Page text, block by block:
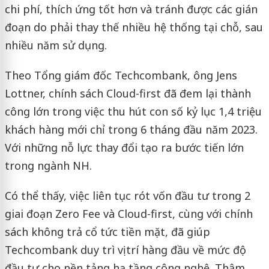
chi phí, thích ứng tốt hơn và tránh được các gián
đoạn do phải thay thế nhiều hệ thống tại chỗ, sau
nhiều năm sử dụng.
Theo Tổng giám đốc Techcombank, ông Jens
Lottner, chính sách Cloud-first đã đem lại thành
công lớn trong việc thu hút con số kỷ lục 1,4 triệu
khách hàng mới chỉ trong 6 tháng đầu năm 2023.
Với những nỗ lực thay đổi tạo ra bước tiến lớn
trong ngành NH.
Có thể thấy, việc liên tục rót vốn đầu tư trong 2
giai đoạn Zero Fee và Cloud-first, cùng với chính
sách không trả cổ tức tiền mặt, đã giúp
Techcombank duy trì vị trí hàng đầu về mức độ